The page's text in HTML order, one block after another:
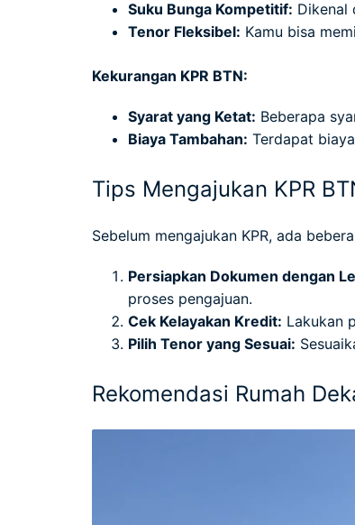
Suku Bunga Kompetitif: Dikenal
Tenor Fleksibel: Kamu bisa
Kekurangan KPR BTN:
Syarat yang Ketat: Beberapa
Biaya Tambahan: Terdapat
Tips Mengajukan KPR
Sebelum mengajukan KPR, ada
Persiapkan Dokumen dengan
proses pengajuan.
Cek Kelayakan Kredit: Lakukan
Pilih Tenor yang Sesuai:
Rekomendasi Rumah